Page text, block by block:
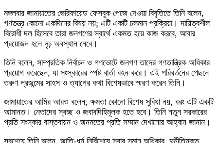
মঙ্গলবার জামায়াতের ভেরিফায়েড ফেসবুক পেজে দেওয়া বিবৃতিতে তিনি বলেন,
গণতন্ত্র কোনো একদিনের বিষয় নয়; এটি একটি চলমান প্রক্রিয়া। দায়িত্বশীল
বিরোধী দল হিসেবে তারা জনগণের স্বার্থে একমত হয়ে কাজ করবে, আবার
প্রয়োজন হলে দৃঢ় অবস্থান নেবে।
তিনি বলেন, সাম্প্রতিক নির্বাচন ও গণভোটে জনগণ তাদের গণতান্ত্রিক অধিকার
প্রয়োগ করেছেন, যা সংস্কারের স্পষ্ট বার্তা বহন করে। এই পরিবর্তনের পেছনে
তরুণ প্রজন্মের সাহস ও ত্যাগের কথা বিশেষভাবে স্মরণ করেন তিনি।
জামায়াতের আমির আরও বলেন, ক্ষমতা কোনো বিশেষ সুবিধা নয়, বরং এটি একটি
আমানত। নেতাদের স্বচ্ছ ও জবাবদিহিমূলক হতে হবে। তিনি নতুন সরকারের
প্রতি সংস্কার বাস্তবায়ন ও জনমতের প্রতি সম্মান দেখানোর আহ্বান জানান।
সবশেষে তিনি বলেন, জাতি-ধর্ম নির্বিশেষে সবার সমান অধিকার, দুর্নীতিমুক্ত